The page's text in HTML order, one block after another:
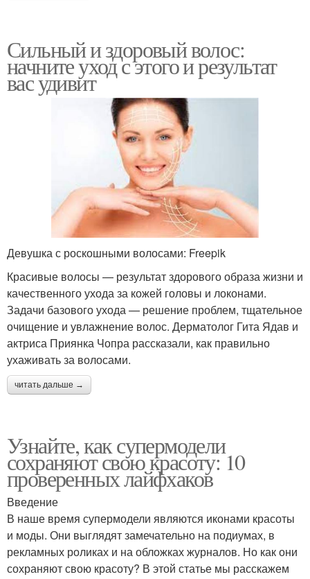
Сильный и здоровый волос:
начните уход с этого и результат
вас удивит
Девушка с роскошными волосами: Freepik
Красивые волосы — результат здорового образа жизни и
качественного ухода за кожей головы и локонами.
Задачи базового ухода — решение проблем, тщательное
очищение и увлажнение волос. Дерматолог Гита Ядав и
актриса Приянка Чопра рассказали, как правильно
ухаживать за волосами.
читать дальше →
Узнайте, как супермодели
сохраняют свою красоту: 10
проверенных лайфхаков
Введение
В наше время супермодели являются иконами красоты
и моды. Они выглядят замечательно на подиумах, в
рекламных роликах и на обложках журналов. Но как они
сохраняют свою красоту? В этой статье мы расскажем